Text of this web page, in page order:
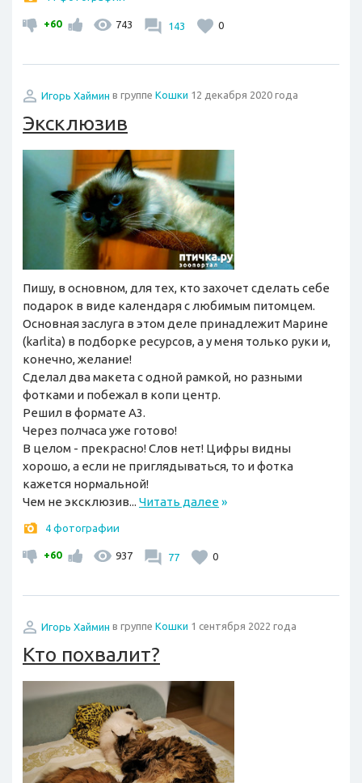
+60 743 143 0
Игорь Хаймин в группе Кошки 12 декабря 2020 года
Эксклюзив
Пишу, в основном, для тех, кто захочет сделать себе
подарок в виде календаря с любимым питомцем.
Основная заслуга в этом деле принадлежит Марине
(karlita) в подборке ресурсов, а у меня только руки и,
конечно, желание!
Сделал два макета с одной рамкой, но разными
фотками и побежал в копи центр.
Решил в формате А3.
Через полчаса уже готово!
В целом - прекрасно! Слов нет! Цифры видны
хорошо, а если не приглядываться, то и фотка
кажется нормальной!
Чем не эксклюзив... Читать далее»
4 фотографии
+60 937 77 0
Игорь Хаймин в группе Кошки 1 сентября 2022 года
Кто похвалит?